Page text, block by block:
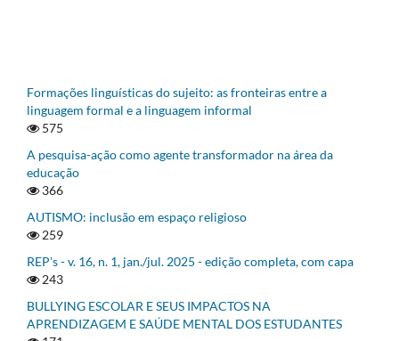
Formações linguísticas do sujeito: as fronteiras entre a
linguagem formal e a linguagem informal
575
A pesquisa-ação como agente transformador na área da
educação
366
AUTISMO: inclusão em espaço religioso
259
REP's - v. 16, n. 1, jan./jul. 2025 - edição completa, com capa
243
BULLYING ESCOLAR E SEUS IMPACTOS NA
APRENDIZAGEM E SAÚDE MENTAL DOS ESTUDANTES